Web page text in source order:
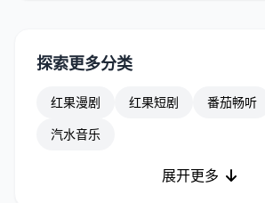
探索更多分类
红果漫剧 红果短剧 番茄畅听
汽水音乐
展开更多